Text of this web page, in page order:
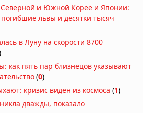
яйцо динозавра
70 миллионов лет
гиганты Бретани:
земли выявило
каменные фигуры внутри
летних курганов
Миниатюрные шедевры: 40-
фигурки птиц
и Южной Корее и Японии:
львы и десятки тысяч
в Луну на скорости 8700
)
как пять пар близнецов указывают
(0)
кризис виден из космоса (1)
дважды, показало